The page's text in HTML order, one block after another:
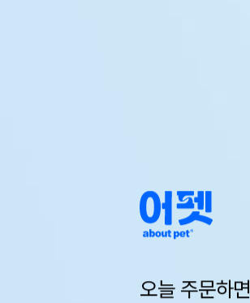
오늘 주문하면